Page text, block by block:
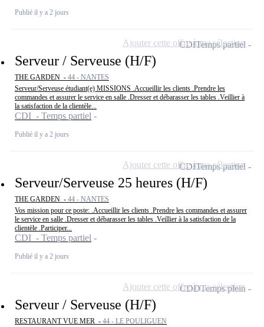
Publié il y a 2 jours
Serveur / Serveuse (H/F)
THE GARDEN - 44 - NANTES
Serveur/Serveuse étudiant(e) MISSIONS .Accueillir les clients .Prendre les
commandes et assurer le service en salle .Dresser et débarasser les tables .Veillier à
la satisfaction de la clientèle...
CDI - Temps partiel
Publié il y a 2 jours
CDITemps partiel
Ajouter cette offre à ma sélection
Serveur/Serveuse 25 heures (H/F)
THE GARDEN - 44 - NANTES
Vos mission pour ce poste: .Accueillir les clients .Prendre les commandes et assurer
le service en salle .Dresser et débarasser les tables .Veillier à la satisfaction de la
clientèle .Participer...
CDI - Temps partiel
Publié il y a 2 jours
CDITemps partiel
Ajouter cette offre à ma sélection
Serveur / Serveuse (H/F)
RESTAURANT VUE MER - 44 - LE POULIGUEN
CDDTemps plein
Ajouter cette offre à ma sélection